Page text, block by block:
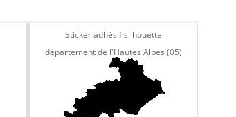
Sticker adhésif silhouette
département de l'Hautes Alpes (05)